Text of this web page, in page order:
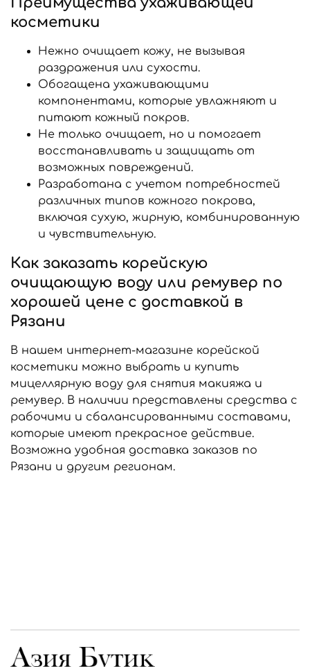
косметики
Нежно очищает кожу, не вызывая
раздражения или сухости.
Обогащена ухаживающими
компонентами, которые увлажняют и
питают кожный покров.
Не только очищает, но и помогает
восстанавливать и защищать от
возможных повреждений.
Разработана с учетом потребностей
различных типов кожного покрова,
включая сухую, жирную, комбинированную
и чувствительную.
Как заказать корейскую
очищающую воду или ремувер по
хорошей цене с доставкой в
Рязани
В нашем интернет-магазине корейской
косметики можно выбрать и купить
мицеллярную воду для снятия макияжа и
ремувер. В наличии представлены средства с
рабочими и сбалансированными составами,
которые имеют прекрасное действие.
Возможна удобная доставка заказов по
Рязани и другим регионам.